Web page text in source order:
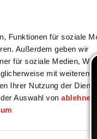
Funktionen für soziale
Außerdem geben wir
für soziale Medien,
mit weiteren
Ihrer Nutzung der Dienste
Auswahl vonablehnen
Touristik /